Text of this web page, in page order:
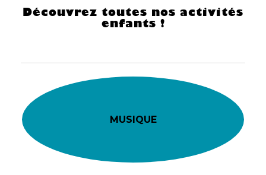
Découvrez toutes nos activités
enfants !
MUSIQUE